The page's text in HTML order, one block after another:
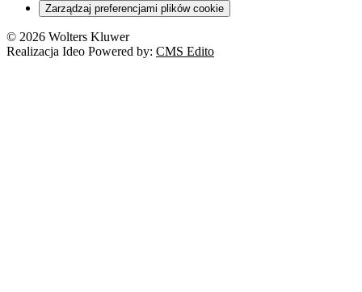
Zarządzaj preferencjami plików cookie
© 2026 Wolters Kluwer
Realizacja Ideo Powered by: CMS Edito